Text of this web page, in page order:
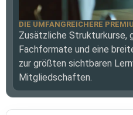
DIE UMFANGREICHERE
Zusätzliche Strukturkurse,
Fachformate und eine
zur größten sichtbaren
Mitgliedschaften.